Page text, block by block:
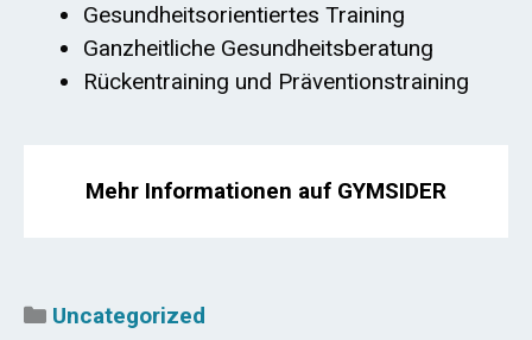
Gesundheitsorientiertes Training
Ganzheitliche Gesundheitsberatung
Rückentraining und Präventionstraining
Mehr Informationen auf GYMSIDER
Kategorien
Uncategorized